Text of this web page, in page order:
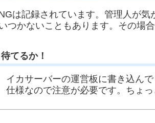
は記録されています。管理人が
つかないこともあります。その場
待てるか！
イカサーバーの運営板に書き込ん
仕様なので注意が必要です。ちょ